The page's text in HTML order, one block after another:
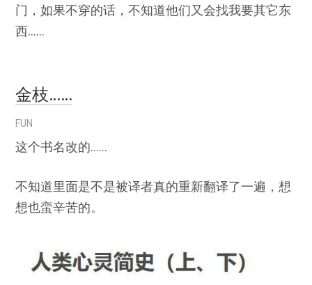
门，如果不穿的话，不知道他们又会找我要其它东
西……
金枝……
FUN
这个书名改的……
不知道里面是不是被译者真的重新翻译了一遍，想
想也蛮辛苦的。